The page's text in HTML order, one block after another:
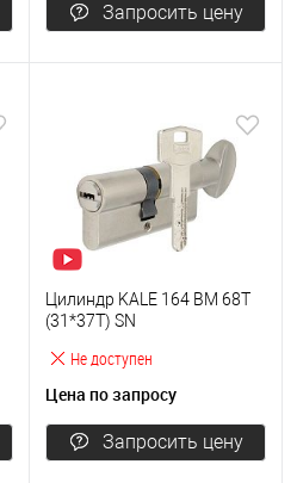
Запросить цену
Не доступен
Цилиндр KALE 164 BM 68T
(31*37T) SN
Цена по запросу
Запросить цену